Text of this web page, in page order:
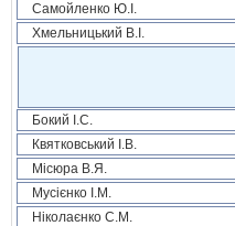
Самойленко Ю.І.
Хмельницький В.І.
Бокий І.С.
Квятковський І.В.
Місюра В.Я.
Мусієнко І.М.
Ніколаєнко С.М.